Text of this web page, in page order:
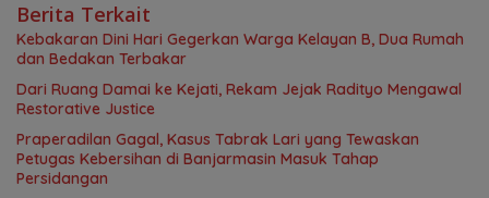
Berita Terkait
Kebakaran Dini Hari Gegerkan Warga Kelayan B, Dua Rumah
dan Bedakan Terbakar
Dari Ruang Damai ke Kejati, Rekam Jejak Radityo Mengawal
Restorative Justice
Praperadilan Gagal, Kasus Tabrak Lari yang Tewaskan
Petugas Kebersihan di Banjarmasin Masuk Tahap
Persidangan